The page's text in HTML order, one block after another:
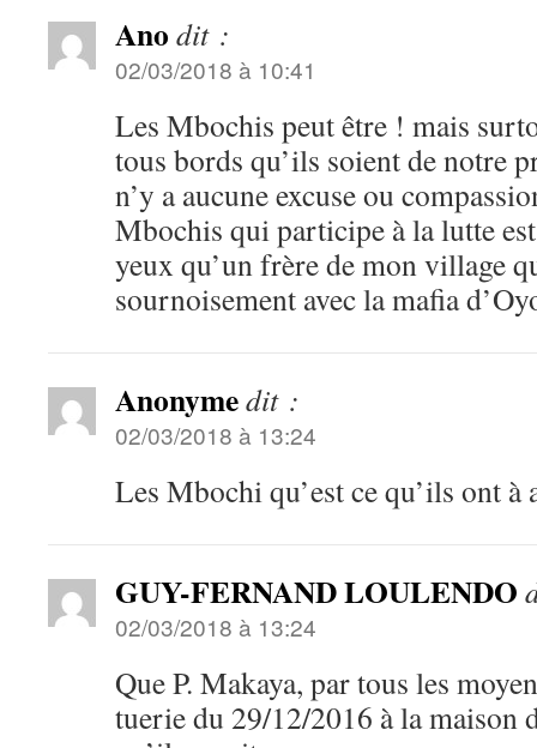
Ano dit :
02/03/2018 à 10:41
Les Mbochis peut être ! mais
tous bords qu’ils soient de notre
n’y a aucune excuse ou
Mbochis qui participe à la lutte
yeux qu’un frère de mon village
sournoisement avec la mafia
Anonymedit :
02/03/2018 à 13:24
Les Mbochi qu’est ce qu’ils ont à
GUY-FERNAND LOULENDO
02/03/2018 à 13:24
Que P. Makaya, par tous les
tuerie du 29/12/2016 à la maison